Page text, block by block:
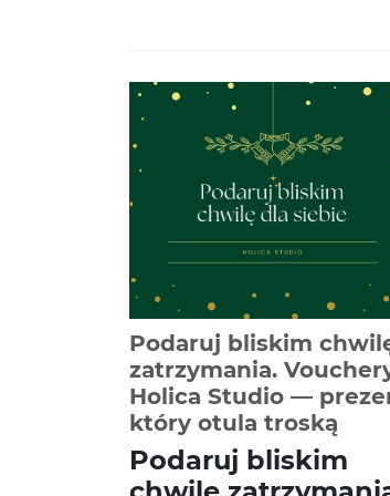
Podaruj bliskim
zatrzymania.
Holica Studio —
który otula troską
Podaruj bliskim